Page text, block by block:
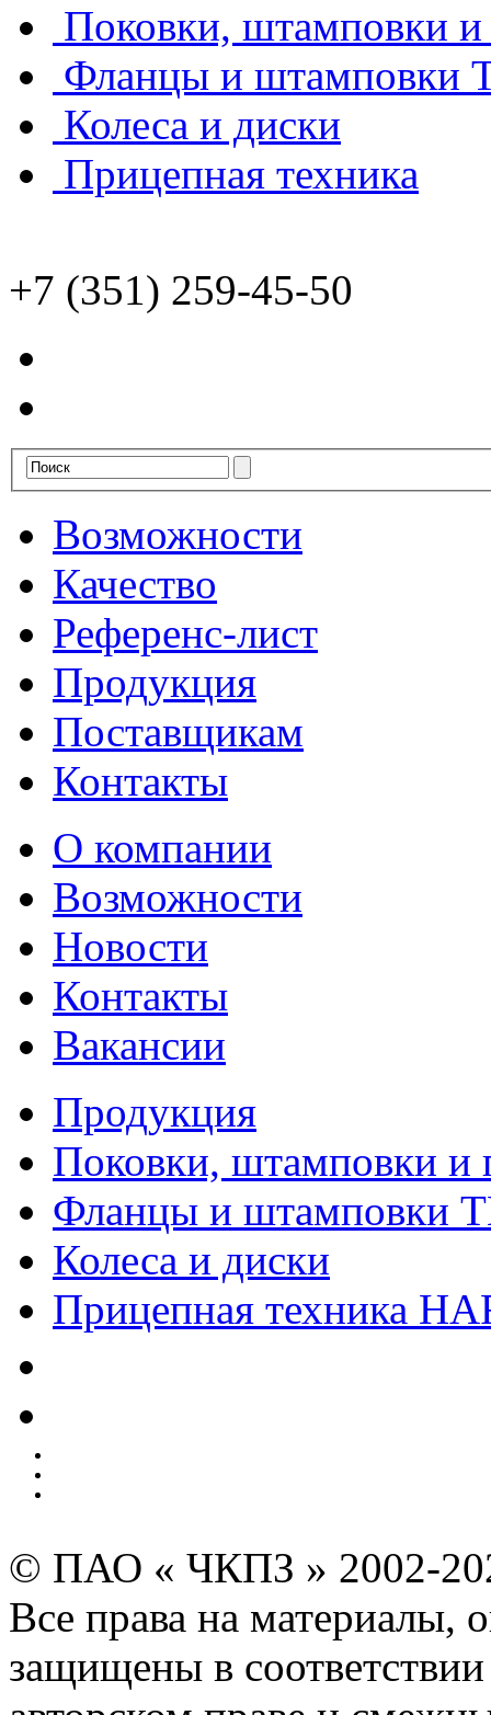
Поковки, штамповки и
Фланцы и штамповки
Колеса и диски
Прицепная техника
+7 (351) 259-45-50
Возможности
Качество
Референс-лист
Продукция
Поставщикам
Контакты
О компании
Возможности
Новости
Контакты
Вакансии
Продукция
Поковки, штамповки и
Фланцы и штамповки
Колеса и диски
Прицепная техника
© ПАО « ЧКПЗ » 2002-
Все права на материалы,
защищены в соответствии